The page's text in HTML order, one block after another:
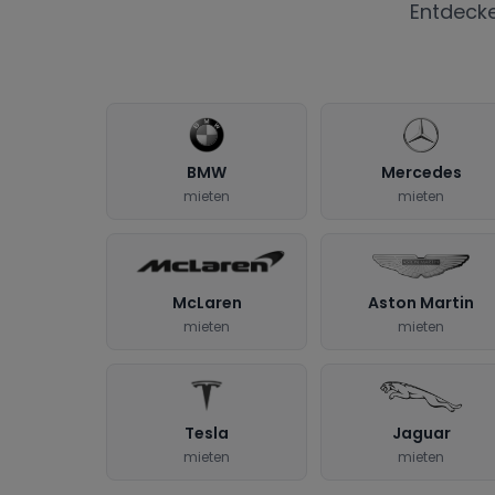
BMW
mieten
Mercedes
mieten
McLaren
mieten
Aston Martin
mieten
Tesla
mieten
Jaguar
mieten